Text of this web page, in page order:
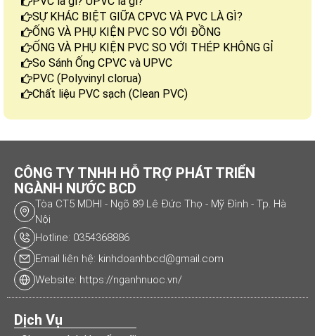
SỰ KHÁC BIỆT GIỮA CPVC VÀ PVC LÀ GÌ?
ỐNG VÀ PHỤ KIỆN PVC SO VỚI ĐỒNG
ỐNG VÀ PHỤ KIỆN PVC SO VỚI THÉP KHÔNG GỈ
So Sánh Ống CPVC và UPVC
PVC (Polyvinyl clorua)
Chất liệu PVC sạch (Clean PVC)
CÔNG TY TNHH HỖ TRỢ PHÁT TRIỂN
NGÀNH NƯỚC BCD
Tòa CT5 MDHI - Ngõ 89 Lê Đức Thọ - Mỹ Đình - Tp. Hà
Nội
Hotline: 0354368886
Email liên hệ: kinhdoanhbcd@gmail.com
Website: https://nganhnuoc.vn/
Dịch Vụ